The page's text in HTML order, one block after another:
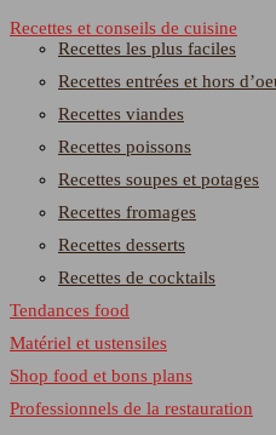
Recettes et conseils de cuisine
Recettes les plus faciles
Recettes entrées et hors
Recettes viandes
Recettes poissons
Recettes soupes et potages
Recettes fromages
Recettes desserts
Recettes de cocktails
Tendances food
Matériel et ustensiles
Shop food et bons plans
Professionnels de la restauration